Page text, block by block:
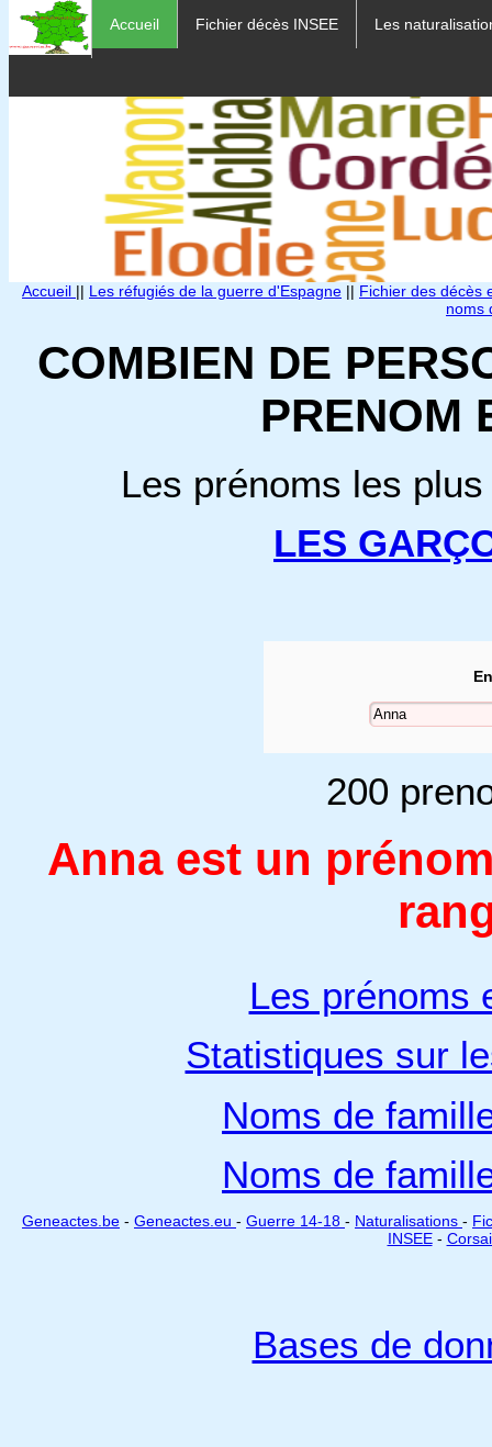
Accueil Fichier décès INSEE Les
Accueil || Les réfugiés de la guerre d'Espagne || Fichier des décès
noms
COMBIEN DE
PRENOM
Les prénoms les
LES
200
Anna est un
Les prénoms
Statistiques sur
Noms de
Noms de
Geneactes.be - Geneactes.eu - Guerre 14-18 - Naturalisations -
INSEE-
Bases de